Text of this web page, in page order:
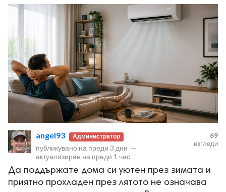
angel93 Администратор
публикувано на преди 3 дни —
актуализиран на преди 1 час
69
изгледи
Да поддържате дома си уютен през зимата и
приятно прохладен през лятото не означава